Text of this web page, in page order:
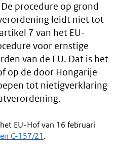
procedure op grond
leidt niet tot
7 van het EU-
voor ernstige
van de EU. Dat is het
op de door Hongarije
tot nietigverklaring
EU-Hof van 16 februari
C-157/21.